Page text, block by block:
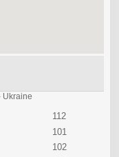
112
101
102